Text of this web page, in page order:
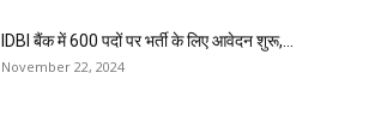
IDBI बैंक में 600 पदों पर भर्ती के लिए आवेदन शुरू,...
November 22, 2024